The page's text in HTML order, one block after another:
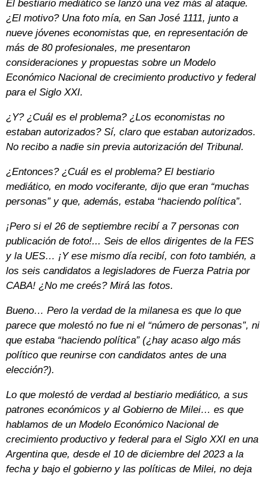
El bestiario mediático se lanzó una vez más al ataque.
¿El motivo? Una foto mía, en San José 1111, junto a
nueve jóvenes economistas que, en representación de
más de 80 profesionales, me presentaron
consideraciones y propuestas sobre un Modelo
Económico Nacional de crecimiento productivo y federal
para el Siglo XXI.
¿Y? ¿Cuál es el problema? ¿Los economistas no
estaban autorizados? Sí, claro que estaban autorizados.
No recibo a nadie sin previa autorización del Tribunal.
¿Entonces? ¿Cuál es el problema? El bestiario
mediático, en modo vociferante, dijo que eran “muchas
personas” y que, además, estaba “haciendo política”.
¡Pero si el 26 de septiembre recibí a 7 personas con
publicación de foto!... Seis de ellos dirigentes de la FES
y la UES… ¡Y ese mismo día recibí, con foto también, a
los seis candidatos a legisladores de Fuerza Patria por
CABA! ¿No me creés? Mirá las fotos.
Bueno… Pero la verdad de la milanesa es que lo que
parece que molestó no fue ni el “número de personas”, ni
que estaba “haciendo política” (¿hay acaso algo más
político que reunirse con candidatos antes de una
elección?).
Lo que molestó de verdad al bestiario mediático, a sus
patrones económicos y al Gobierno de Milei… es que
hablamos de un Modelo Económico Nacional de
crecimiento productivo y federal para el Siglo XXI en una
Argentina que, desde el 10 de diciembre del 2023 a la
fecha y bajo el gobierno y las políticas de Milei, no deja